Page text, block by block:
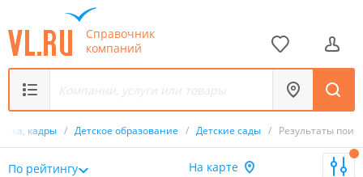
Справочник
компаний
кадры / Детское образование / Детские сады / Результаты
По рейтингу На карте